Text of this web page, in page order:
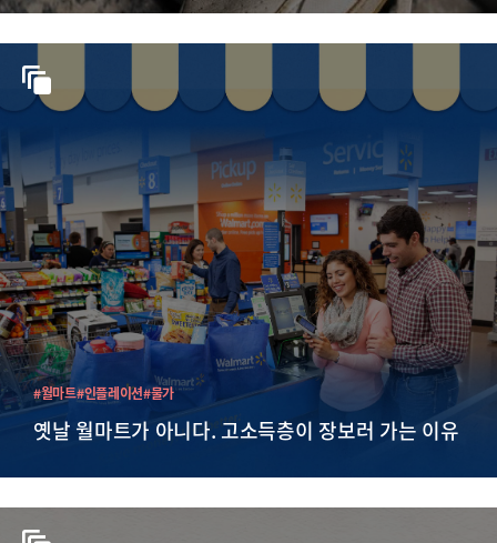
옛날 월마트가 아니다. 고소득층이 장보러 가는 이유
#월마트#인플레이션#물가